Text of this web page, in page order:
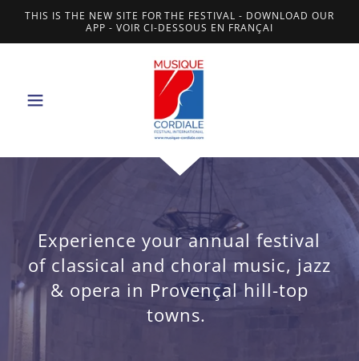
THIS IS THE NEW SITE FOR THE FESTIVAL - DOWNLOAD OUR
APP - VOIR CI-DESSOUS EN FRANÇAI
Experience your annual festival
of classical and choral music, jazz
& opera in Provençal hill-top
towns.